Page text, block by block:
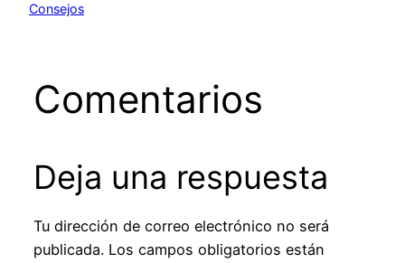
Consejos
Comentarios
Deja una respuesta
Tu dirección de correo electrónico no será
publicada. Los campos obligatorios están